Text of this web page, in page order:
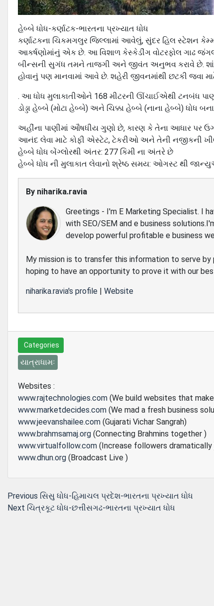
હેબ્બે ધોધ-કર્ણાટક-ભારતના પ્રખ્યાત ધોધ
કર્ણાટકના ચિકમગલુર જિલ્લામાં આવેલું, સુંદર હિલ સ્ટેશન
આકર્ષણોમાંનું એક છે. આ વિશાળ કેસ્કેડીંગ વોટરફોલ ગાઢ જંગલ
બીન્સની સુગંધ તમને તાજગી અને જીવંત અનુભવ કરાવે છે.
હોવાનું પણ માનવામાં આવે છે. શહેરી જીવનમાંથી છટકી જવા
. આ ધોધ મુલાકાતીઓને 168 મીટરની ઊંચાઈએથી ટનબંધ
ડોડ્ડા હેબ્બે (મોટા હેબ્બે) અને ચિક્કા હેબ્બે (નાના હેબ્બે) ધોધ
અહીંના પાણીમાં ઔષધીય ગુણો છે, કારણ કે તેના આધાર પર
આનંદ લેવા માટે કોફી એસ્ટેટ, ટેકરીઓ અને તેની નજીકની
હેબ્બે ધોધ બેંગ્લોરથી અંતર: 277 કિમી ના અંતરે છે
હેબ્બે ધોધ ની મુલાકાત લેવાનો શ્રેષ્ઠ સમય: ઓગસ્ટ થી
By niharika.ravia
Greetings - I'm E Marketing Specialist. I
with SEO/SEM and e business
develop powerful profitable e business
My mission is to transfer this information to serve
hoping to have an opportunity to prove it with our
niharika.ravia's profile | Website
Categories
યાત્રાધામઃ
Websites :
www.rajtechnologies.com (We build websites that
www.marketdecides.com (We mad a fresh business
www.jeevanshailee.com (Gujarati Vichar Sangrah)
www.brahmsamaj.org (Connecting Brahmins together )
www.virtualfollow.com (Increase followers dramatically
www.dhun.org (Broadcast Live )
Post
navigation
Previous Previous
post:
સિસુ ધોધ-હિમાચલ પ્રદેશ-ભારતના પ્રખ્યાત ધોધ
Next Next
ચિત્રકૂટ ધોધ-છત્તીસગઢ-ભારતના પ્રખ્યાત ધોધ